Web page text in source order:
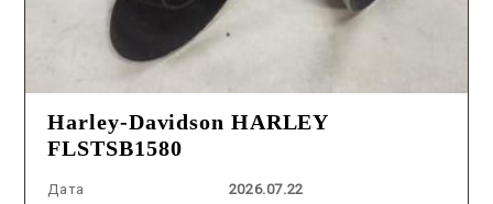
Harley-Davidson HARLEY
FLSTSB1580
Дата
2026.07.22